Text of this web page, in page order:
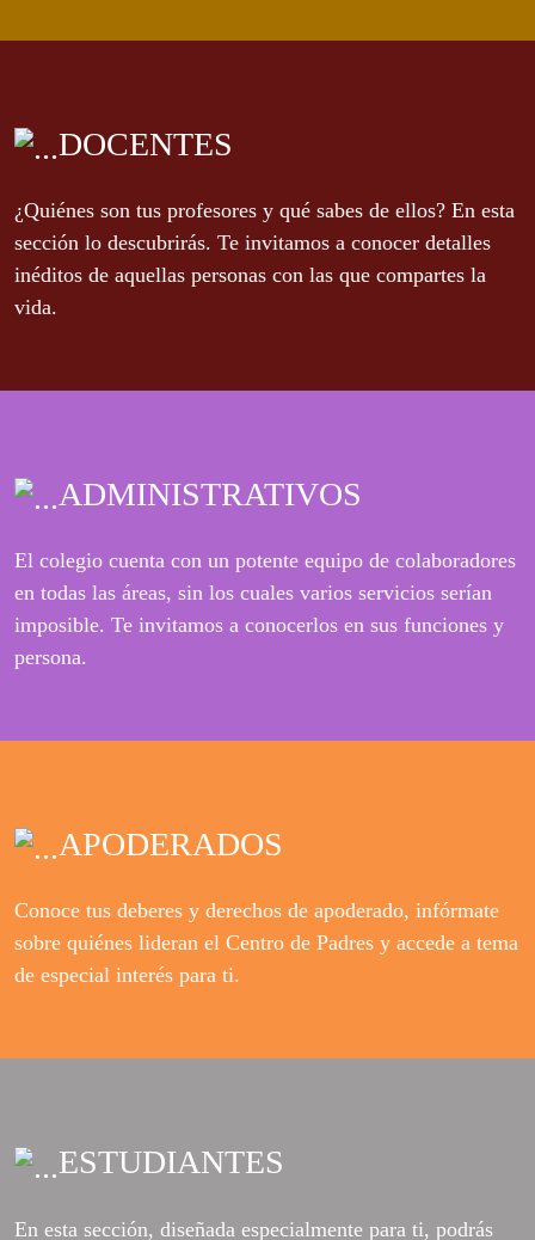
DOCENTES
¿Quiénes son tus profesores y qué sabes de ellos? En esta
sección lo descubrirás. Te invitamos a conocer detalles
inéditos de aquellas personas con las que compartes la
vida.
ADMINISTRATIVOS
El colegio cuenta con un potente equipo de colaboradores
en todas las áreas, sin los cuales varios servicios serían
imposible. Te invitamos a conocerlos en sus funciones y
persona.
APODERADOS
Conoce tus deberes y derechos de apoderado, infórmate
sobre quiénes lideran el Centro de Padres y accede a tema
de especial interés para ti.
ESTUDIANTES
En esta sección, diseñada especialmente para ti, podrás